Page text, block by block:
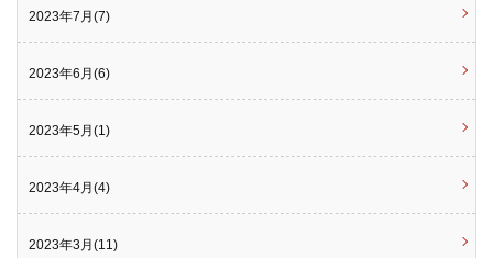
2023年7月(7)
2023年6月(6)
2023年5月(1)
2023年4月(4)
2023年3月(11)